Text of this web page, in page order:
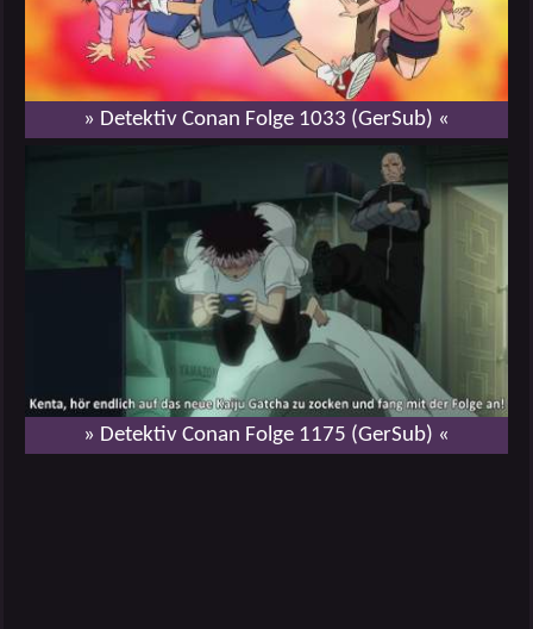
» Detektiv Conan Folge 1033 (GerSub) «
» Detektiv Conan Folge 1175 (GerSub) «